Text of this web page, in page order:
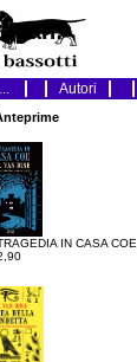
Autori
IN CASA COE